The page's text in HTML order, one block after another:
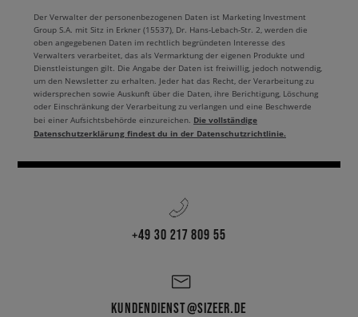
Der Verwalter der personenbezogenen Daten ist Marketing Investment
Group S.A. mit Sitz in Erkner (15537), Dr. Hans-Lebach-Str. 2, werden die
oben angegebenen Daten im rechtlich begründeten Interesse des
Verwalters verarbeitet, das als Vermarktung der eigenen Produkte und
Dienstleistungen gilt. Die Angabe der Daten ist freiwillig, jedoch notwendig,
um den Newsletter zu erhalten. Jeder hat das Recht, der Verarbeitung zu
widersprechen sowie Auskunft über die Daten, ihre Berichtigung, Löschung
oder Einschränkung der Verarbeitung zu verlangen und eine Beschwerde
bei einer Aufsichtsbehörde einzureichen. Die vollständige
Datenschutzerklärung findest du in der Datenschutzrichtlinie.
+49 30 217 809 55
KUNDENDIENST@SIZEER.DE